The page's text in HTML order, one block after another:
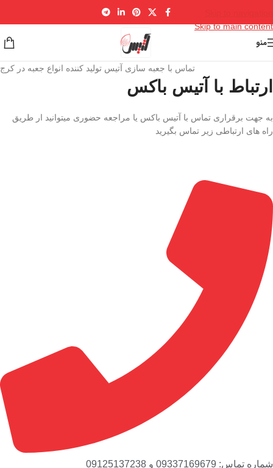
Skip to main content
منو
تماس با جعبه سازی آتیس تولید کننده انواع جعبه در کرج
ارتباط با آتیس باکس
به جهت برقراری تماس با آتیس باکس یا مراجعه حضوری میتوانید ار طریق
راه های ارتباطی زیر تماس بگیرید
شماره تماس: 09337169679 و 09125137238